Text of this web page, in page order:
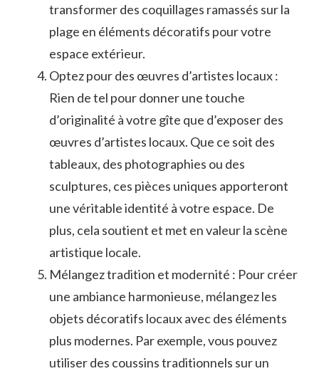
transformer ⁣des coquillages ramassés ‌sur la
plage ⁢en éléments⁢ décoratifs ‍pour votre
espace​ extérieur.
Optez⁤ pour des œuvres d’artistes locaux :
Rien de tel pour ⁣donner une touche
d’originalité à votre gîte⁣ que d’exposer des
œuvres d’artistes locaux. Que ce soit‌ des
tableaux,⁢ des photographies ou des
sculptures, ⁣ces pièces uniques apporteront
une véritable identité à votre espace. De
‌plus, cela soutient et met en valeur la scène
artistique locale.
Mélangez⁢ tradition‌ et ‍modernité :​ Pour créer
une ambiance harmonieuse, mélangez⁢ les
objets décoratifs ⁣locaux avec⁤ des éléments
plus modernes.‌ Par exemple, vous pouvez⁢
utiliser des coussins traditionnels ⁣sur un